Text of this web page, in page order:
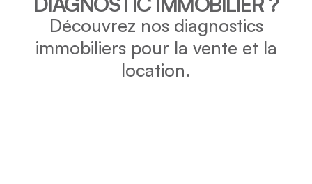
Découvrez nos diagnostics
immobiliers pour la vente et la
location.